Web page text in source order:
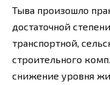
Тыва произошло
достаточной
транспортной,
строительного
снижение уровня